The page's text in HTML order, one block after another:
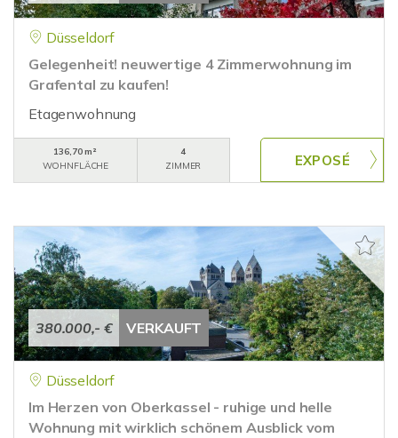
Düsseldorf
Gelegenheit! neuwertige 4 Zimmerwohnung im
Grafental zu kaufen!
Etagenwohnung
136,70 m²
WOHNFLÄCHE
4
ZIMMER
380.000,- € VERKAUFT
Düsseldorf
Im Herzen von Oberkassel - ruhige und helle
Wohnung mit wirklich schönem Ausblick vom